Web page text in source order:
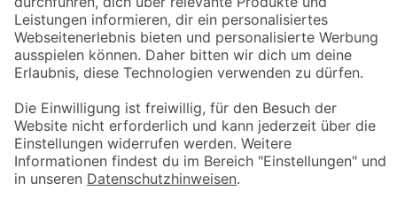
© 2026 Fressnapf Tiernahrungs GmbH
Westpreußenstraße 32-38
47809 Krefeld
Tierversicherung
GPS-Tracker
Fressnapf Salon
Online-Shop